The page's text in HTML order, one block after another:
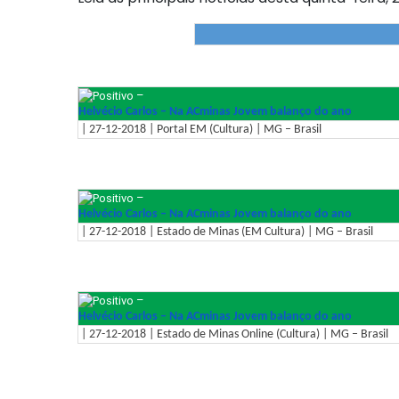
–
Helvécio Carlos – Na ACminas Jovem balanço do ano
| 27-12-2018 | Portal EM (Cultura) | MG – Brasil
–
Helvécio Carlos – Na ACminas Jovem balanço do ano
| 27-12-2018 | Estado de Minas (EM Cultura) | MG – Brasil
–
Helvécio Carlos – Na ACminas Jovem balanço do ano
| 27-12-2018 | Estado de Minas Online (Cultura) | MG – Brasil